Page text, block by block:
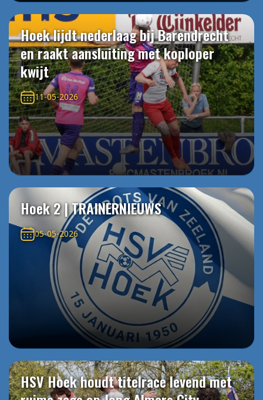
Hoek lijdt nederlaag bij Barendrecht
en raakt aansluiting met koploper
kwijt
11-05-2026
Hoek 2 | TRAINERNIEUWS
05-05-2026
HSV Hoek houdt titelrace levend met